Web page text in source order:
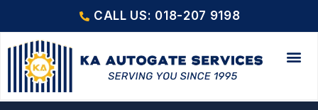
CALL US: 018-207 9198